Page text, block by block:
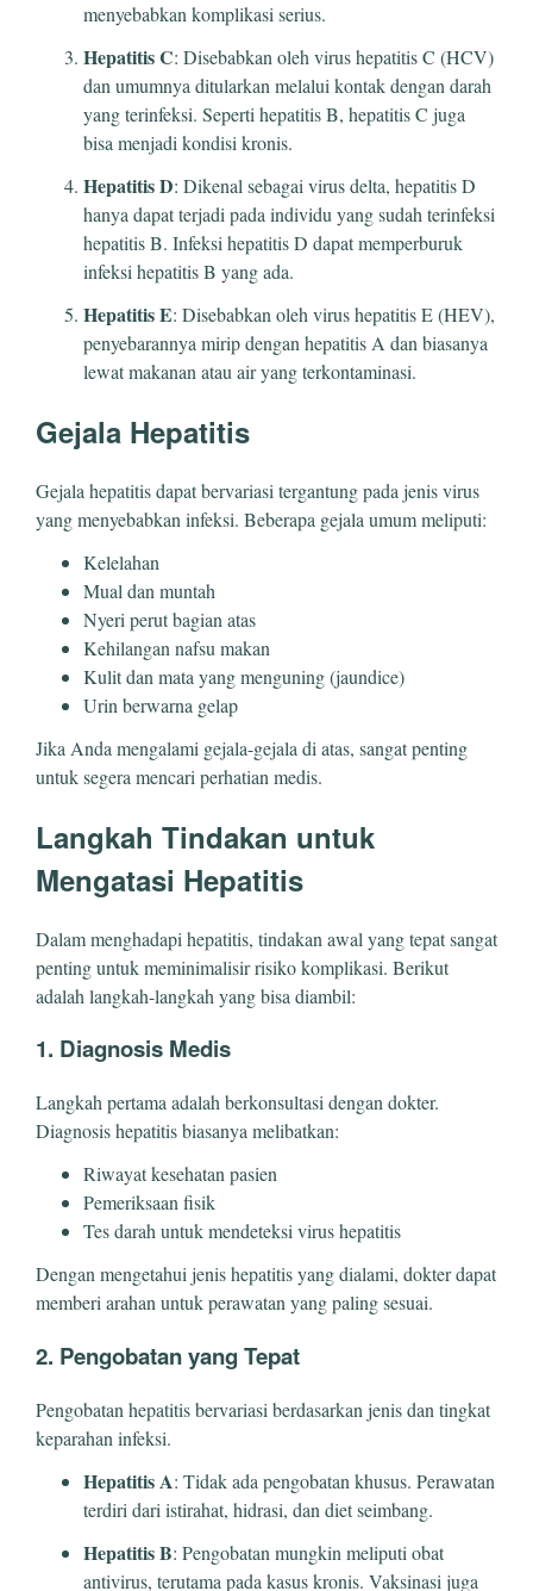
menyebabkan komplikasi serius.
Hepatitis C: Disebabkan oleh virus hepatitis C (HCV)
dan umumnya ditularkan melalui kontak dengan darah
yang terinfeksi. Seperti hepatitis B, hepatitis C juga
bisa menjadi kondisi kronis.
Hepatitis D: Dikenal sebagai virus delta, hepatitis D
hanya dapat terjadi pada individu yang sudah terinfeksi
hepatitis B. Infeksi hepatitis D dapat memperburuk
infeksi hepatitis B yang ada.
Hepatitis E: Disebabkan oleh virus hepatitis E (HEV),
penyebarannya mirip dengan hepatitis A dan biasanya
lewat makanan atau air yang terkontaminasi.
Gejala Hepatitis
Gejala hepatitis dapat bervariasi tergantung pada jenis virus
yang menyebabkan infeksi. Beberapa gejala umum meliputi:
Kelelahan
Mual dan muntah
Nyeri perut bagian atas
Kehilangan nafsu makan
Kulit dan mata yang menguning (jaundice)
Urin berwarna gelap
Jika Anda mengalami gejala-gejala di atas, sangat penting
untuk segera mencari perhatian medis.
Langkah Tindakan untuk
Mengatasi Hepatitis
Dalam menghadapi hepatitis, tindakan awal yang tepat sangat
penting untuk meminimalisir risiko komplikasi. Berikut
adalah langkah-langkah yang bisa diambil:
1. Diagnosis Medis
Langkah pertama adalah berkonsultasi dengan dokter.
Diagnosis hepatitis biasanya melibatkan:
Riwayat kesehatan pasien
Pemeriksaan fisik
Tes darah untuk mendeteksi virus hepatitis
Dengan mengetahui jenis hepatitis yang dialami, dokter dapat
memberi arahan untuk perawatan yang paling sesuai.
2. Pengobatan yang Tepat
Pengobatan hepatitis bervariasi berdasarkan jenis dan tingkat
keparahan infeksi.
Hepatitis A: Tidak ada pengobatan khusus. Perawatan
terdiri dari istirahat, hidrasi, dan diet seimbang.
Hepatitis B: Pengobatan mungkin meliputi obat
antivirus, terutama pada kasus kronis. Vaksinasi juga